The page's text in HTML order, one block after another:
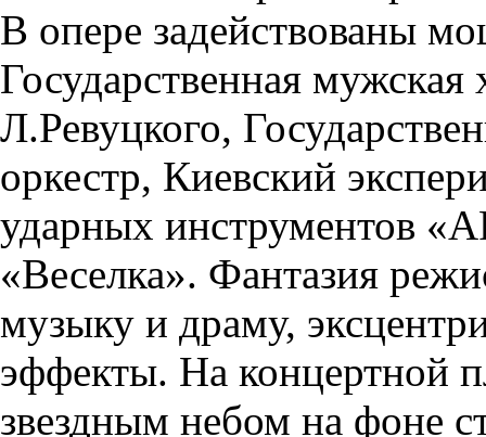
В опере задействованы
Государственная мужская
Л.Ревуцкого,
оркестр, Киевский
ударных инструментов
«Веселка». Фантазия
музыку и драму,
эффекты. На концертной
звездным небом на фоне